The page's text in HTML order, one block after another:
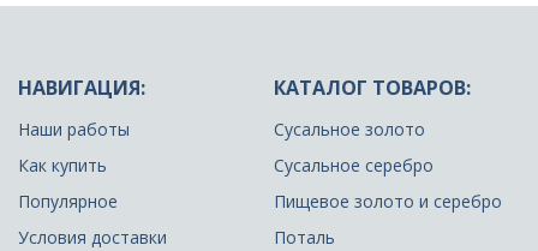
НАВИГАЦИЯ:
Наши работы
Как купить
Популярное
Условия доставки
КАТАЛОГ ТОВАРОВ:
Сусальное золото
Сусальное серебро
Пищевое золото и серебро
Поталь